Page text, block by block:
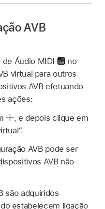
AVB
Áudio MIDI
no
virtual para outros
AVB efetuando
ações:
, e depois clique em
AVB pode ser
AVB não
são adquiridos
estabelecem ligação